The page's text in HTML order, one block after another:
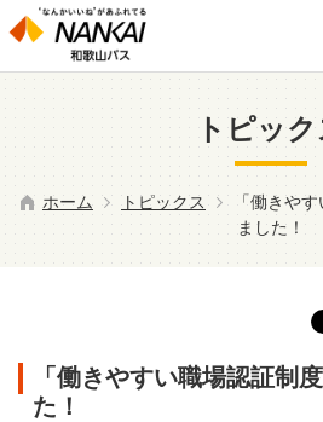
トピック
ホーム トピックス
「働きや
ました！
「働きやすい職場認証制
た！